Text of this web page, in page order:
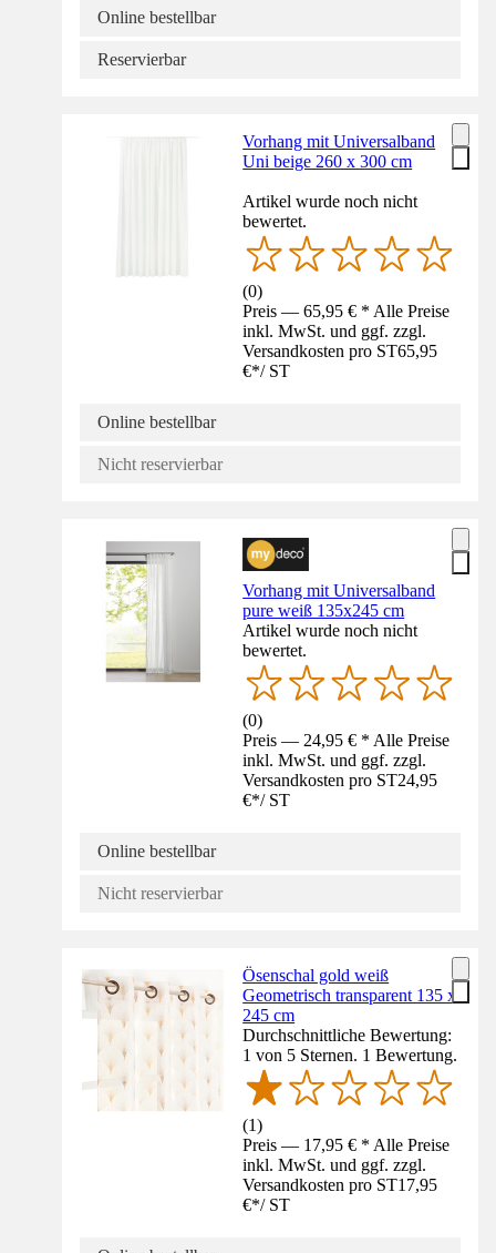
Online bestellbar
Reservierbar
Vorhang mit Universalband
Uni beige 260 x 300 cm
Artikel wurde noch nicht
bewertet.
(0)
Preis — 65,95 € * Alle Preise
inkl. MwSt. und ggf. zzgl.
Versandkosten pro ST65,95
€*/ ST
Online bestellbar
Nicht reservierbar
Vorhang mit Universalband
pure weiß 135x245 cm
Artikel wurde noch nicht
bewertet.
(0)
Preis — 24,95 € * Alle Preise
inkl. MwSt. und ggf. zzgl.
Versandkosten pro ST24,95
€*/ ST
Online bestellbar
Nicht reservierbar
Ösenschal gold weiß
Geometrisch transparent 135 x
245 cm
Durchschnittliche Bewertung:
1 von 5 Sternen. 1 Bewertung.
(1)
Preis — 17,95 € * Alle Preise
inkl. MwSt. und ggf. zzgl.
Versandkosten pro ST17,95
€*/ ST